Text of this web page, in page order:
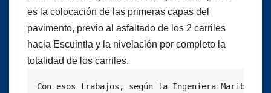
es la colocación de las primeras capas del
pavimento, previo al asfaltado de los 2 carriles
hacia Escuintla y la nivelación por completo la
totalidad de los carriles.
Con esos trabajos, según la Ingeniera Maribel